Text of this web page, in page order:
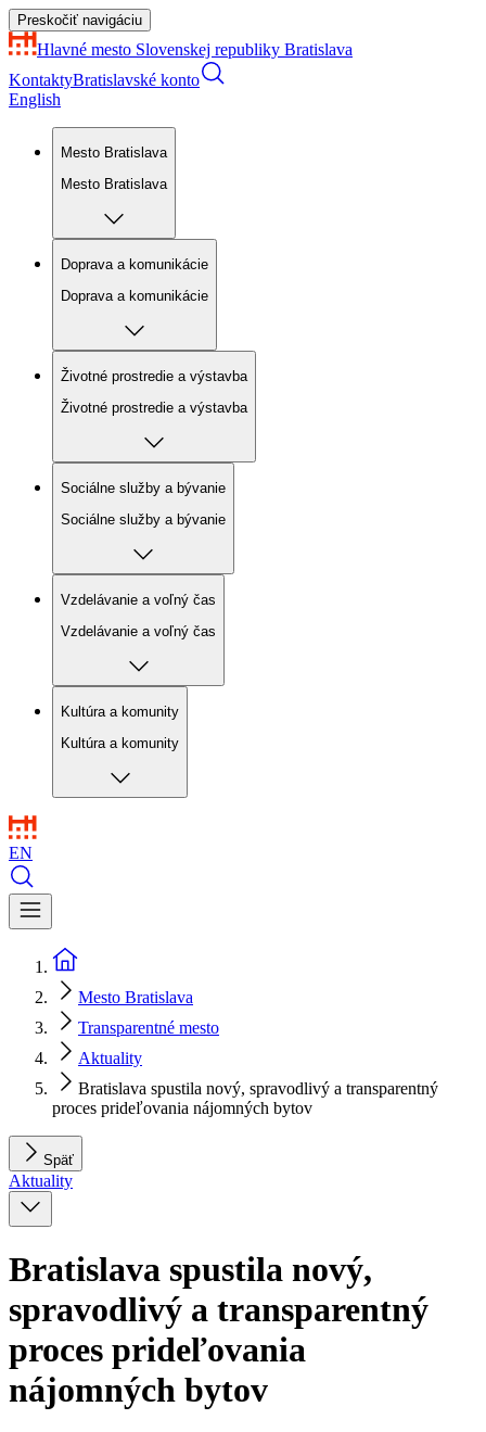
Preskočiť navigáciu
Hlavné mesto Slovenskej republiky Bratislava
KontaktyBratislavské konto
English
Mesto Bratislava
Mesto Bratislava
Doprava a komunikácie
Doprava a komunikácie
Životné prostredie a výstavba
Životné prostredie a výstavba
Sociálne služby a bývanie
Sociálne služby a bývanie
Vzdelávanie a voľný čas
Vzdelávanie a voľný čas
Kultúra a komunity
Kultúra a komunity
EN
Mesto Bratislava
Transparentné mesto
Aktuality
Bratislava spustila nový, spravodlivý a transparentný
proces prideľovania nájomných bytov
Späť
Aktuality
Bratislava spustila nový,
spravodlivý a transparentný
proces prideľovania
nájomných bytov